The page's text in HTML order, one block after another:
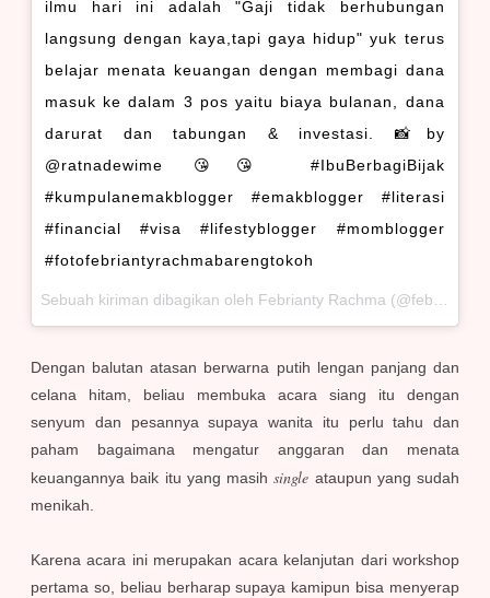
ilmu hari ini adalah "Gaji tidak berhubungan
langsung dengan kaya,tapi gaya hidup" yuk terus
belajar menata keuangan dengan membagi dana
masuk ke dalam 3 pos yaitu biaya bulanan, dana
darurat dan tabungan & investasi. 📸by
@ratnadewime 😘😘 #IbuBerbagiBijak
#kumpulanemakblogger #emakblogger #literasi
#financial #visa #lifestyblogger #momblogger
#fotofebriantyrachmabarengtokoh
Sebuah kiriman dibagikan oleh Febrianty Rachma (@febriantyrachma) pada
Dengan balutan atasan berwarna putih lengan panjang dan
celana hitam, beliau membuka acara siang itu dengan
senyum dan pesannya supaya wanita itu perlu tahu dan
paham bagaimana mengatur anggaran dan menata
keuangannya baik itu yang masihsingle ataupun yang sudah
menikah.
Karena acara ini merupakan acara kelanjutan dari workshop
pertama so, beliau berharap supaya kamipun bisa menyerap